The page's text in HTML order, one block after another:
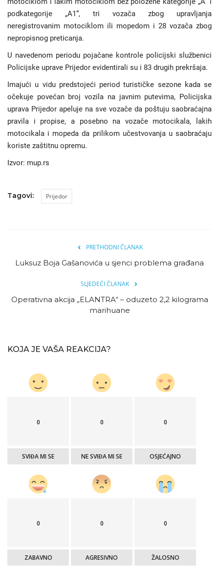
Jezik
Latinica Ћирилица
podkategorije „A1“, tri vozača zbog upravljanja
neregistrovanim motociklom ili mopedom i 28 vozača zbog
nepropisnog preticanja.
U navedenom periodu pojačane kontrole policijski službenici
Policijske uprave Prijedor evidentirali su i 83 drugih prekršaja.
Imajući u vidu predstojeći period turističke sezone kada se
očekuje povećan broj vozila na javnim putevima, Policijska
uprava Prijedor apeluje na sve vozače da poštuju saobraćajna
pravila i propise, a posebno na vozače motocikala, lakih
motocikala i mopeda da prilikom učestvovanja u saobraćaju
koriste zaštitnu opremu.
Izvor: mup.rs
Tagovi: Prijedor
PRETHODNI ČLANAK
Luksuz Boja Gašanovića u sjenci problema građana
SLJEDEĆI ČLANAK
Operativna akcija „ELANTRA“ – oduzeto 2,2 kilograma
marihuane
KOJA JE VAŠA REAKCIJA?
0
SVIĐA MI SE
0
NE SVIĐA MI SE
0
OSJEĆAJNO
0
ZABAVNO
0
AGRESIVNO
0
ŽALOSNO